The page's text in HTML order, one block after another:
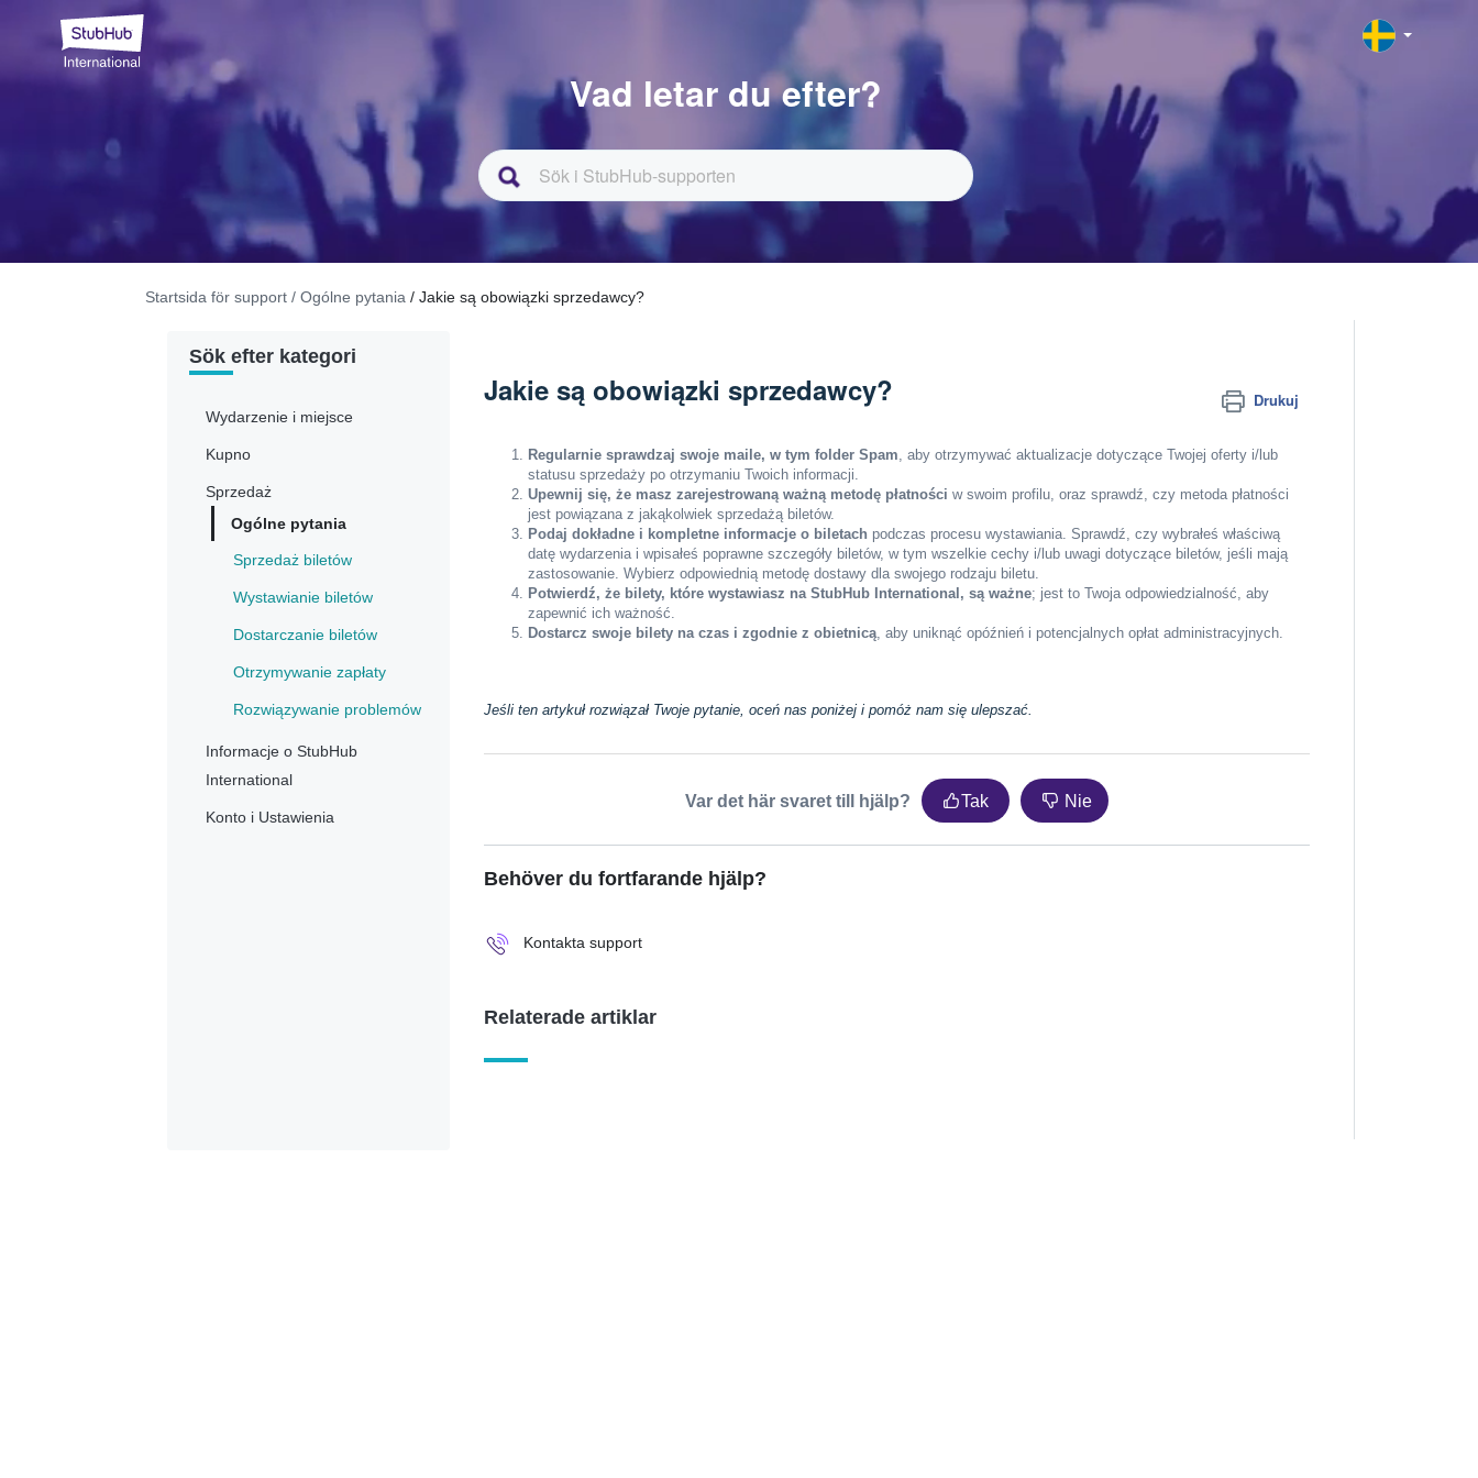
Vad letar du efter?
Startsida för support / Ogólne pytania / Jakie są obowiązki sprzedawcy?
Sök efter kategori
Wydarzenie i miejsce
Kupno
Sprzedaż
Ogólne pytania
Sprzedaż biletów
Wystawianie biletów
Dostarczanie biletów
Otrzymywanie zapłaty
Rozwiązywanie problemów
Informacje o StubHub
International
Konto i Ustawienia
Jakie są obowiązki sprzedawcy? Drukuj
Regularnie sprawdzaj swoje maile, w tym folder Spam, aby otrzymywać aktualizacje dotyczące Twojej oferty i/lub
statusu sprzedaży po otrzymaniu Twoich informacji.
Upewnij się, że masz zarejestrowaną ważną metodę płatności w swoim profilu, oraz sprawdź, czy metoda płatności
jest powiązana z jakąkolwiek sprzedażą biletów.
Podaj dokładne i kompletne informacje o biletach podczas procesu wystawiania. Sprawdź, czy wybrałeś właściwą
datę wydarzenia i wpisałeś poprawne szczegóły biletów, w tym wszelkie cechy i/lub uwagi dotyczące biletów, jeśli mają
zastosowanie. Wybierz odpowiednią metodę dostawy dla swojego rodzaju biletu.
Potwierdź, że bilety, które wystawiasz na StubHub International, są ważne; jest to Twoja odpowiedzialność, aby
zapewnić ich ważność.
Dostarcz swoje bilety na czas i zgodnie z obietnicą, aby uniknąć opóźnień i potencjalnych opłat administracyjnych.
Jeśli ten artykuł rozwiązał Twoje pytanie, oceń nas poniżej i pomóż nam się ulepszać.
Var det här svaret till hjälp? Tak Nie
Behöver du fortfarande hjälp?
Kontakta support
Relaterade artiklar